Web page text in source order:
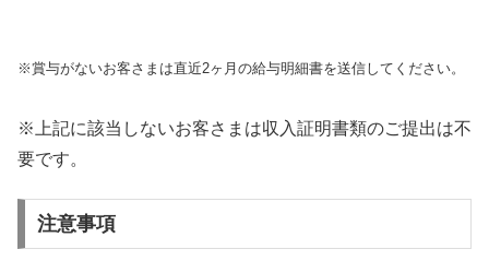
※賞与がないお客さまは直近2ヶ月の給与明細書を送信してください。
※上記に該当しないお客さまは収入証明書類のご提出は不
要です。
注意事項